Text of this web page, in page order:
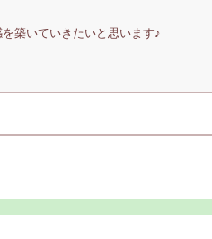
築いていきたいと思います♪